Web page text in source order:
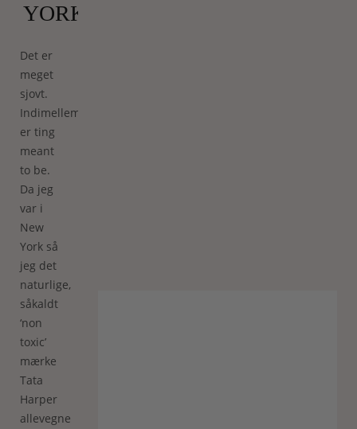
YORK
Det er
meget
sjovt.
Indimellem
er ting
meant
to be.
Da jeg
var i
New
York så
jeg det
naturlige,
såkaldt
‘non
toxic’
mærke
Tata
Harper
allevegne